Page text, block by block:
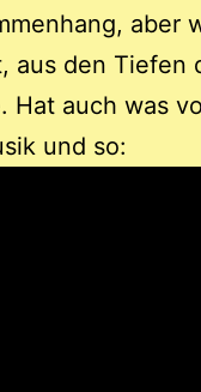
aber
aus den Tiefen
Hat auch was
und so: